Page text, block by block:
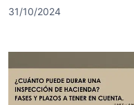
31/10/2024